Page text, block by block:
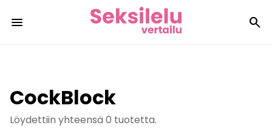
menu search
CockBlock
Löydettiin yhteensä 0 tuotetta.